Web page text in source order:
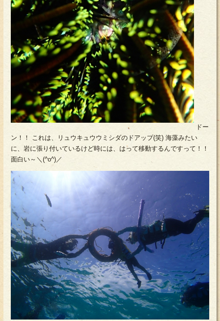
ドー
ン！！ これは、リュウキュウウミシダのドアップ(笑) 海藻みたい
に、岩に張り付いているけど時には、はって移動するんですって！！
面白い～＼(^o^)／